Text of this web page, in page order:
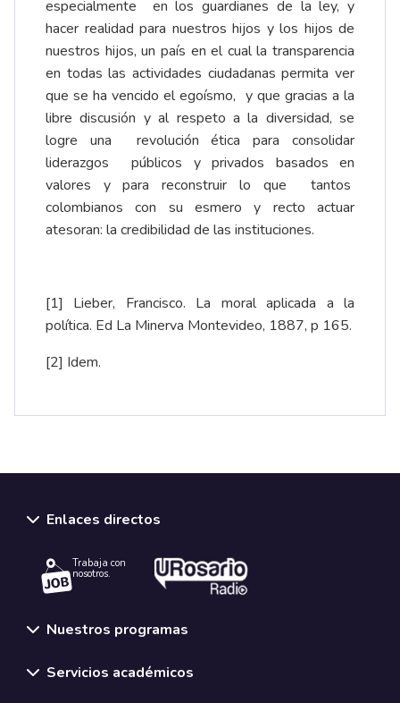
especialmente en los guardianes de la ley, y
hacer realidad para nuestros hijos y los hijos de
nuestros hijos, un país en el cual la transparencia
en todas las actividades ciudadanas permita ver
que se ha vencido el egoísmo, y que gracias a la
libre discusión y al respeto a la diversidad, se
logre una revolución ética para consolidar
liderazgos públicos y privados basados en
valores y para reconstruir lo que tantos
colombianos con su esmero y recto actuar
atesoran: la credibilidad de las instituciones.
[1] Lieber, Francisco. La moral aplicada a la
política. Ed La Minerva Montevideo, 1887, p 165.
[2] Idem.
Enlaces directos
Trabaja con
nosotros.
Nuestros programas
Servicios académicos